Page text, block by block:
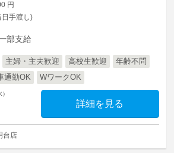
円
日手渡し)
部支給
主婦・主夫歓迎 高校生歓迎
年齢不問
通勤OK WワークOK
詳細を見る
台店